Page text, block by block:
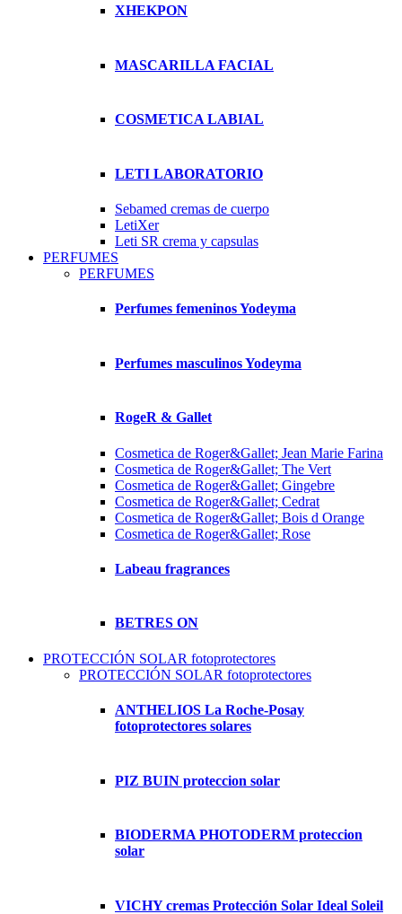
XHEKPON
MASCARILLA FACIAL
COSMETICA LABIAL
LETI LABORATORIO
Sebamed cremas de cuerpo
LetiXer
Leti SR crema y capsulas
PERFUMES
PERFUMES
Perfumes femeninos Yodeyma
Perfumes masculinos Yodeyma
RogeR & Gallet
Cosmetica de Roger&Gallet; Jean Marie Farina
Cosmetica de Roger&Gallet; The Vert
Cosmetica de Roger&Gallet; Gingebre
Cosmetica de Roger&Gallet; Cedrat
Cosmetica de Roger&Gallet; Bois d Orange
Cosmetica de Roger&Gallet; Rose
Labeau fragrances
BETRES ON
PROTECCIÓN SOLAR fotoprotectores
PROTECCIÓN SOLAR fotoprotectores
ANTHELIOS La Roche-Posay
fotoprotectores solares
PIZ BUIN proteccion solar
BIODERMA PHOTODERM proteccion
solar
VICHY cremas Protección Solar Ideal Soleil